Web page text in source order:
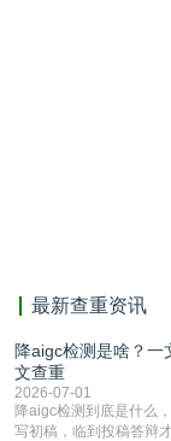
最新查重资讯
降aigc检测是啥？
文查重
2026-07-01
降aigc检测到底是什么
写初稿，临到投稿答辩